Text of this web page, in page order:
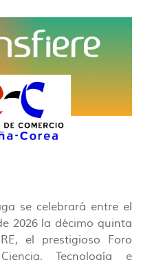
se celebrará entre el
2026 la décimo quinta
el prestigioso Foro
Tecnología e